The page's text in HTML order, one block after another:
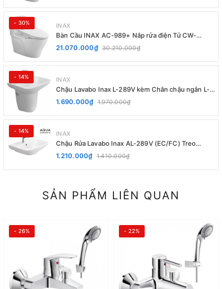
- 30% INAX
Bàn Cầu INAX AC-989+ Nắp rửa điện Tử CW-
H20VN
21.070.000₫ 30.210.000₫
- 14% INAX
Chậu Lavabo Inax L-289V kèm Chân chậu ngắn L-
288VC Treo Tường
1.690.000₫ 1.970.000₫
- 14% INAX
Chậu Rửa Lavabo Inax AL-289V (EC/FC) Treo
Tường Aqua Ceramic
1.210.000₫ 1.410.000₫
SẢN PHẨM LIÊN QUAN
- 26% - 22%